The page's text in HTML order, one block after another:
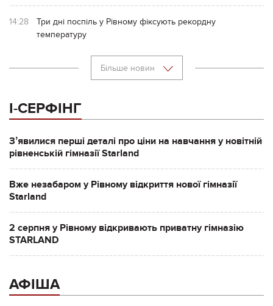
14:28
Три дні поспіль у Рівному фіксують рекордну
температуру
Більше новин
І-СЕРФІНГ
Зʼявилися перші деталі про ціни на навчання у новітній
рівненській гімназії Starland
Вже незабаром у Рівному відкриття нової гімназії
Starland
2 серпня у Рівному відкривають приватну гімназію
STARLAND
АФІША